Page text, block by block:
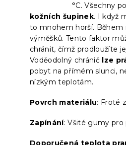
°C. Všechny
kožních šupinek. I když
to mnohem horší. Během
výměšků. Tento faktor
chránit, čímž prodloužíte
Voděodolný chránič lze
pobyt na přímém slunci,
nízkým teplotám.
Povrch materiálu: Froté
Zapínání: Všité gumy pro
Doporučená teplota